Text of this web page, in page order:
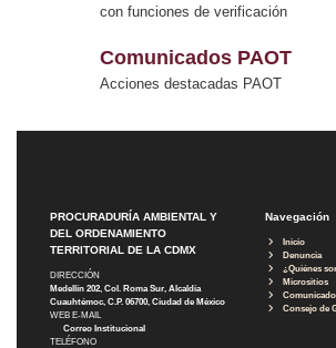
con funciones de verificación
Comunicados PAOT
Acciones destacadas PAOT
PROCURADURÍA AMBIENTAL Y
DEL ORDENAMIENTO
TERRITORIAL DE LA CDMX
DIRECCIÓN
Medellín 202, Col. Roma Sur, Alcaldía
Cuauhtémoc, C.P. 06700, Ciudad de México
WEB E-MAIL
Correo Institucional
TELÉFONO
Navegación
Inicio
Denuncia
¿Quiénes
Micrositios
Consejo de